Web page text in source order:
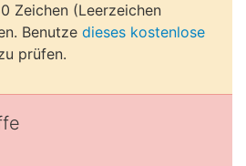
Zeichen (Leerzeichen
Benutze dieses kostenlose
prüfen.